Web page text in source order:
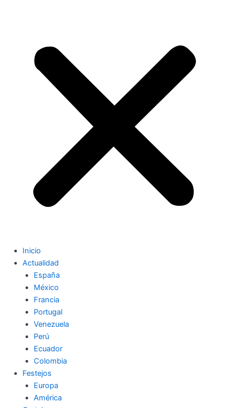
Inicio
Actualidad
España
México
Francia
Portugal
Venezuela
Perú
Ecuador
Colombia
Festejos
Europa
América